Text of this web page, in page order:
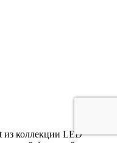
из коллекции LED